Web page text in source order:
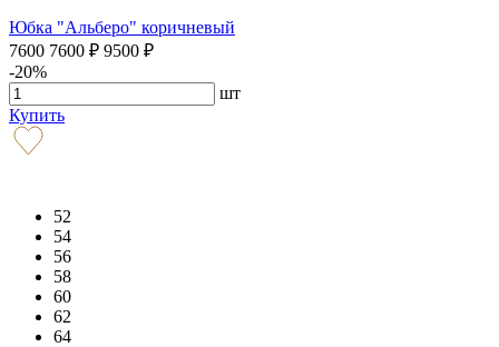
Юбка "Альберо" коричневый
7600 7600 ₽ 9500 ₽
-20%
шт
Купить
52
54
56
58
60
62
64